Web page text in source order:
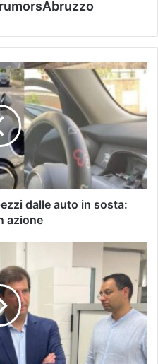
dalle auto in sosta:
azione